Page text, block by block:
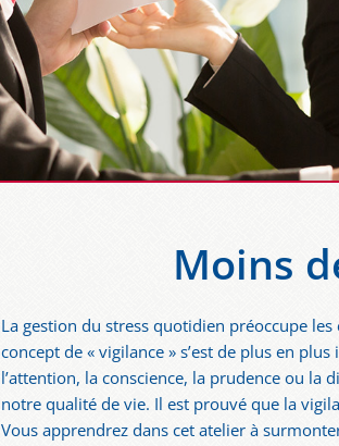
Moins
La gestion du stress quotidien préoccupe
concept de « vigilance » s’est de plus en
l’attention, la conscience, la prudence ou la
notre qualité de vie. Il est prouvé que la
Vous apprendrez dans cet atelier à